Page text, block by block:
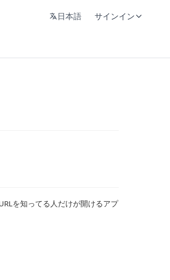
日本語 サインイン
を知ってる人だけが開けるアプ